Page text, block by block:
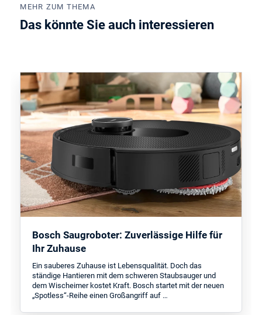
MEHR ZUM THEMA
Das könnte Sie auch interessieren
Bosch Saugroboter: Zuverlässige Hilfe für
Ihr Zuhause
Ein sauberes Zuhause ist Lebensqualität. Doch das
ständige Hantieren mit dem schweren Staubsauger und
dem Wischeimer kostet Kraft. Bosch startet mit der neuen
„Spotless“-Reihe einen Großangriff auf …